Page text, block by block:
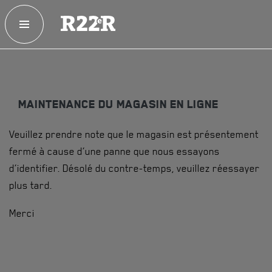
ESPACE MEMBRE
NOTREHISTOIRE
CRÉATION DU RÉGIMENT
DISTINCTIONS HONORIFIQUES
PATRIMOINE
MAINTENANCE DU MAGASIN EN LIGNE
Veuillez prendre note que le magasin est présentement
fermé à cause d’une panne que nous essayons
d’identifier. Désolé du contre-temps, veuillez réessayer
plus tard.
Merci